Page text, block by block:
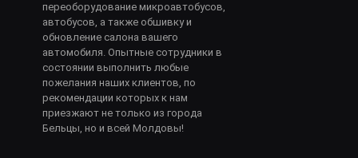
переоборудование микроавтобусов,
автобусов, а также обшивку и
обновление салона вашего
автомобиля. Опытные сотрудники в
состоянии выполнить любые
пожелания наших клиентов, по
рекомендации которых к нам
приезжают не только из города
Бельцы, но и всей Молдовы!